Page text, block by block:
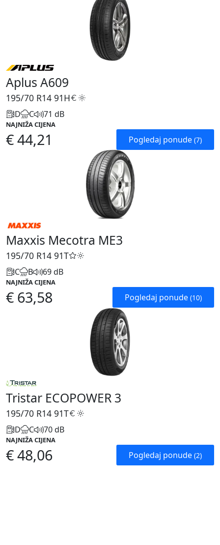
Aplus A609
195/70 R14 91H
D C 71 dB
NAJNIŽA CIJENA
€ 44,21 Pogledaj ponude (7)
Maxxis Mecotra ME3
195/70 R14 91T
C B 69 dB
NAJNIŽA CIJENA
€ 63,58 Pogledaj ponude (10)
Tristar ECOPOWER 3
195/70 R14 91T
D C 70 dB
NAJNIŽA CIJENA
€ 48,06 Pogledaj ponude (2)